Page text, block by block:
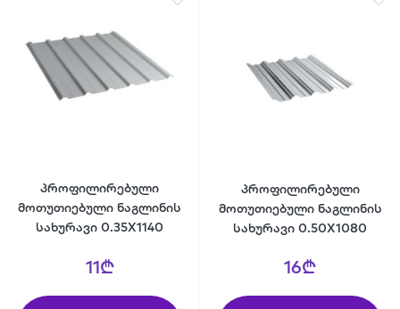
პროფილირებული
მოთუთიებული ნაგლინის
სახურავი 0.35X1140
11₾
პროფილირებული
მოთუთიებული ნაგლინის
სახურავი 0.50X1080
16₾